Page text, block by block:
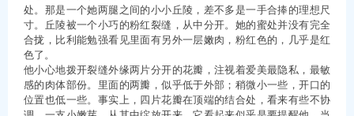
处。那是一个她两腿之间的小小丘陵，差不多是一手合捧的理想尺
寸。丘陵被一个小巧的粉红裂缝，从中分开。她的蜜处并没有完全
合拢，比利能勉强看见里面有另外一层嫩肉，粉红色的，几乎是红
色了。
他小心地拨开裂缝外缘两片分开的花瓣，注视着爱美最隐私，最敏
感的肉体部份。里面的两瓣，似乎低于外部；稍微小一些，开口的
位置也低一些。事实上，四片花瓣在顶端的结合处，看来有些不协